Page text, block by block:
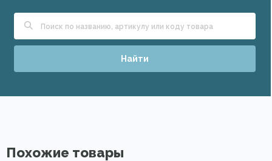
Найти
Похожие товары